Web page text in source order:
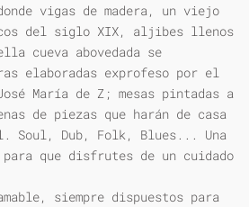
vigas de madera, un viejo
del siglo XIX, aljibes llenos
cueva abovedada se
elaboradas exprofeso por el
María de Z; mesas pintadas a
de piezas que harán de casa
Soul, Dub, Folk, Blues... Una
que disfrutes de un cuidado
siempre dispuestos para